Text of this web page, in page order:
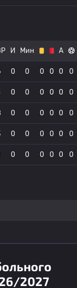
И Мин А
0 0 0 0 0 0
0 0 0 0 0 0
0 0 0 0 0 0
0 0 0 0 0 0
0 0 0 0 0 0
2027